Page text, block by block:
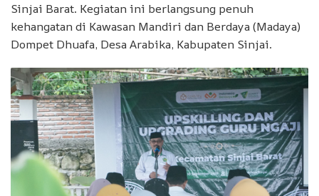
Sinjai Barat. Kegiatan ini berlangsung penuh
kehangatan di Kawasan Mandiri dan Berdaya (Madaya)
Dompet Dhuafa, Desa Arabika, Kabupaten Sinjai.